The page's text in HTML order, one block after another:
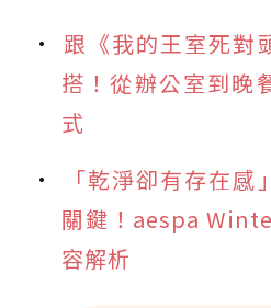
跟《我的王室死對
搭！從辦公室到晚
式
「乾淨卻有存在
關鍵！aespa
容解析